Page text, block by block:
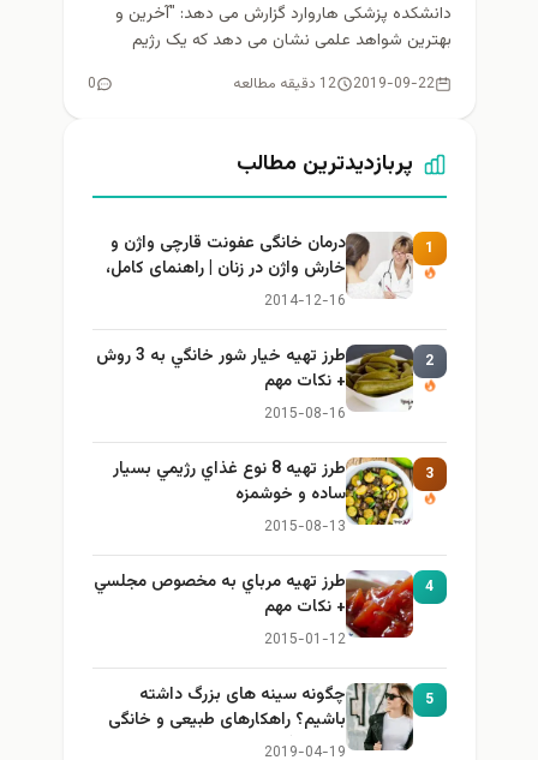
دانشکده پزشکی هاروارد گزارش می دهد: "آخرین و
بهترین شواهد علمی نشان می دهد که یک رژیم
2019-09-22 12 دقیقه مطالعه 0
پربازدیدترین مطالب
1
درمان خانگی عفونت قارچی واژن و
خارش واژن در زنان | راهنمای کامل،
ایمن و کاربردی
2014-12-16
2
طرز تهيه خیار شور خانگي به 3 روش
+ نكات مهم
2015-08-16
3
طرز تهيه 8 نوع غذاي رژيمي بسيار
ساده و خوشمزه
2015-08-13
4
طرز تهيه مرباي به مخصوص مجلسي
+ نكات مهم
2015-01-12
5
چگونه سینه های بزرگ داشته
باشیم؟ راهکارهای طبیعی و خانگی
برای بزرگ کردن سینه
2019-04-19